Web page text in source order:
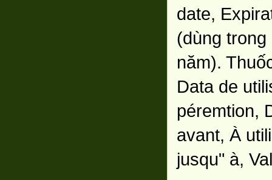
date,
(dùng
năm).
Data de
péremtion,
avant, À
jusqu" à,